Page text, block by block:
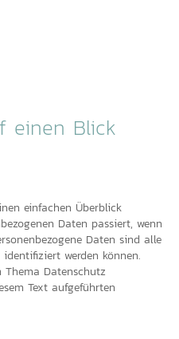
einen Blick
einfachen Überblick
Daten passiert, wenn
Daten sind alle
werden können.
Datenschutz
Text aufgeführten